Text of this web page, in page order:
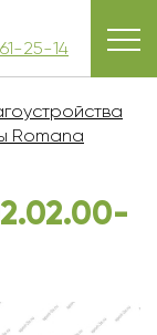
25-14
Romana